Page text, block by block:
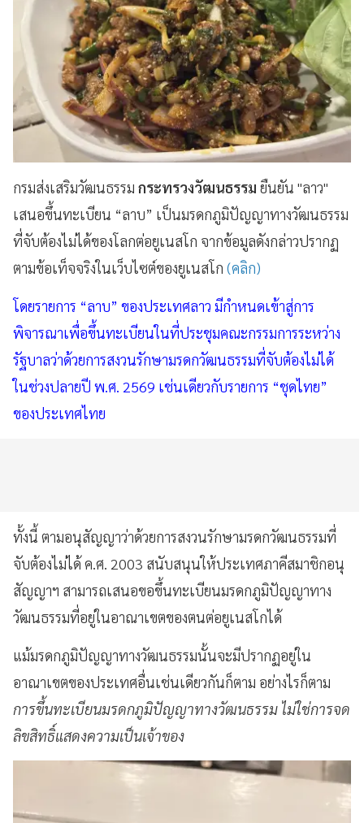
กรมส่งเสริมวัฒนธรรม กระทรวงวัฒนธรรม ยืนยัน "ลาว"
เสนอขึ้นทะเบียน “ลาบ” เป็นมรดกภูมิปัญญาทางวัฒนธรรม
ที่จับต้องไม่ได้ของโลกต่อยูเนสโก จากข้อมูลดังกล่าวปรากฏ
ตามข้อเท็จจริงในเว็บไซต์ของยูเนสโก (คลิก)
โดยรายการ “ลาบ” ของประเทศลาว มีกำหนดเข้าสู่การ
พิจารณาเพื่อขึ้นทะเบียนในที่ประชุมคณะกรรมการระหว่าง
รัฐบาลว่าด้วยการสงวนรักษามรดกวัฒนธรรมที่จับต้องไม่ได้
ในช่วงปลายปี พ.ศ. 2569 เช่นเดียวกับรายการ “ชุดไทย”
ของประเทศไทย
ทั้งนี้ ตามอนุสัญญาว่าด้วยการสงวนรักษามรดกวัฒนธรรมที่
จับต้องไม่ได้ ค.ศ. 2003 สนับสนุนให้ประเทศภาคีสมาชิกอนุ
สัญญาฯ สามารถเสนอขอขึ้นทะเบียนมรดกภูมิปัญญาทาง
วัฒนธรรมที่อยู่ในอาณาเขตของตนต่อยูเนสโกได้
แม้มรดกภูมิปัญญาทางวัฒนธรรมนั้นจะมีปรากฏอยู่ใน
อาณาเขตของประเทศอื่นเช่นเดียวกันก็ตาม อย่างไรก็ตาม
การขึ้นทะเบียนมรดกภูมิปัญญาทางวัฒนธรรม ไม่ใช่การจด
ลิขสิทธิ์แสดงความเป็นเจ้าของ